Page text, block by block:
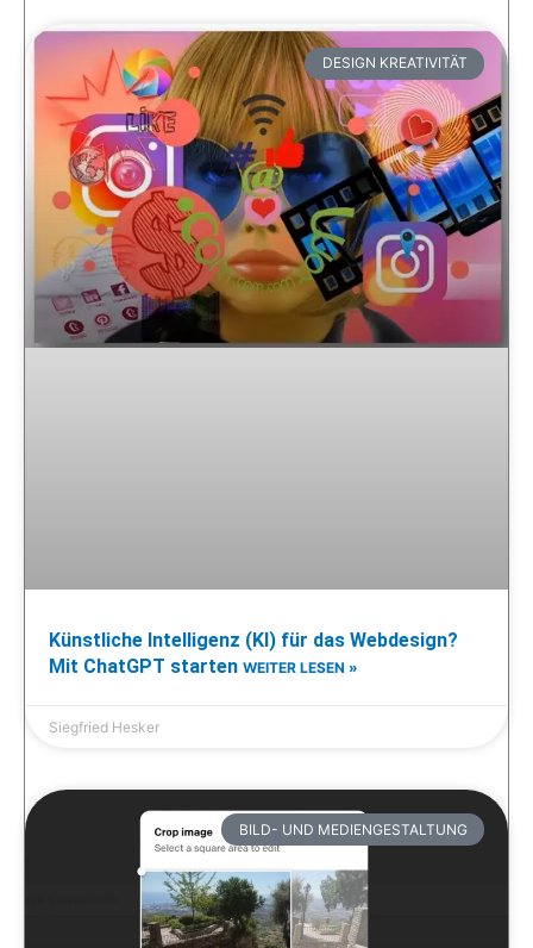
DESIGN KREATIVITÄT
Künstliche Intelligenz (KI) für das Webdesign?
Mit ChatGPT starten WEITER LESEN »
Siegfried Hesker
BILD- UND MEDIENGESTALTUNG